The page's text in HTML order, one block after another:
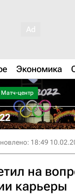
Экономика
Матч-центр
18:49
на
карьеры